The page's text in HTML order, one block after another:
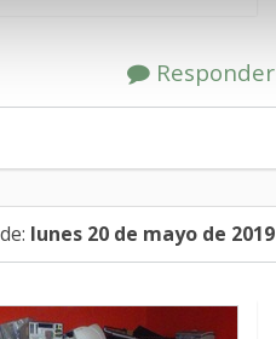
Responder
lunes 20 de mayo de 2019